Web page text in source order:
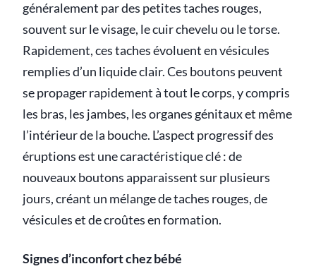
généralement par des petites taches rouges,
souvent sur le visage, le cuir chevelu ou le torse.
Rapidement, ces taches évoluent en vésicules
remplies d’un liquide clair. Ces boutons peuvent
se propager rapidement à tout le corps, y compris
les bras, les jambes, les organes génitaux et même
l’intérieur de la bouche. L’aspect progressif des
éruptions est une caractéristique clé : de
nouveaux boutons apparaissent sur plusieurs
jours, créant un mélange de taches rouges, de
vésicules et de croûtes en formation.
Signes d’inconfort chez bébé